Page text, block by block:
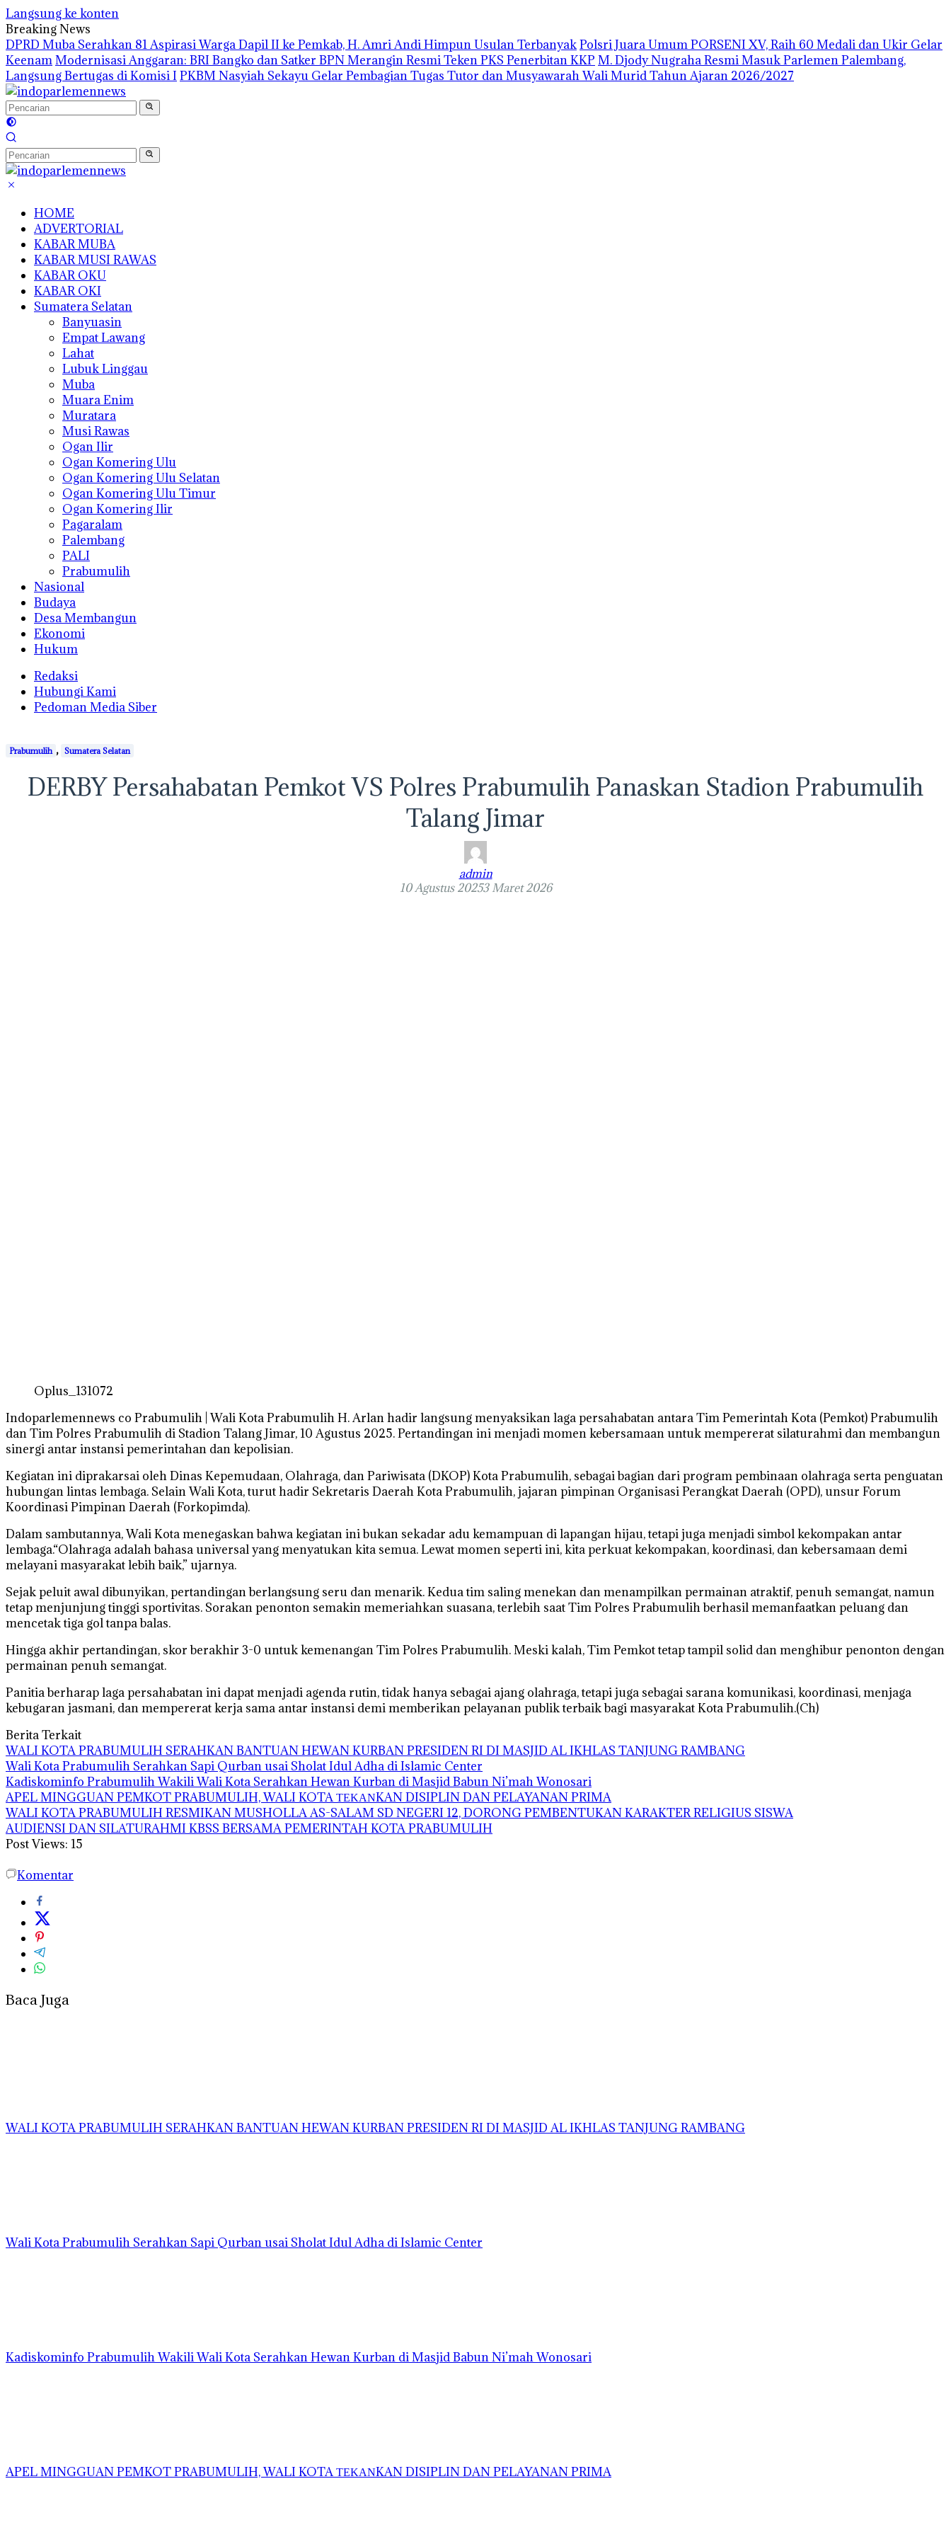
Langsung ke konten
Breaking News
DPRD Muba Serahkan 81 Aspirasi Warga Dapil II ke Pemkab, H. Amri Andi Himpun Usulan TerbanyakPolsri Juara Umum PORSENI XV, Raih 60 Medali dan Ukir Gelar
KeenamModernisasi Anggaran: BRI Bangko dan Satker BPN Merangin Resmi Teken PKS Penerbitan KKP M. Djody Nugraha Resmi Masuk Parlemen Palembang,
Langsung Bertugas di Komisi I PKBM Nasyiah Sekayu Gelar Pembagian Tugas Tutor dan Musyawarah Wali Murid Tahun Ajaran 2026/2027
HOME
ADVERTORIAL
KABAR MUBA
KABAR MUSI RAWAS
KABAR OKU
KABAR OKI
Sumatera Selatan
Banyuasin
Empat Lawang
Lahat
Lubuk Linggau
Muba
Muara Enim
Muratara
Musi Rawas
Ogan Ilir
Ogan Komering Ulu
Ogan Komering Ulu Selatan
Ogan Komering Ulu Timur
Ogan Komering Ilir
Pagaralam
Palembang
PALI
Prabumulih
Nasional
Budaya
Desa Membangun
Ekonomi
Hukum
Redaksi
Hubungi Kami
Pedoman Media Siber
Prabumulih , Sumatera Selatan
DERBY Persahabatan Pemkot VS Polres Prabumulih Panaskan Stadion Prabumulih
Talang Jimar
admin
10 Agustus 20253 Maret 2026
Oplus_131072
Indoparlemennews co Prabumulih | Wali Kota Prabumulih H. Arlan hadir langsung menyaksikan laga persahabatan antara Tim Pemerintah Kota (Pemkot) Prabumulih
dan Tim Polres Prabumulih di Stadion Talang Jimar, 10 Agustus 2025. Pertandingan ini menjadi momen kebersamaan untuk mempererat silaturahmi dan membangun
sinergi antar instansi pemerintahan dan kepolisian.
Kegiatan ini diprakarsai oleh Dinas Kepemudaan, Olahraga, dan Pariwisata (DKOP) Kota Prabumulih, sebagai bagian dari program pembinaan olahraga serta penguatan
hubungan lintas lembaga. Selain Wali Kota, turut hadir Sekretaris Daerah Kota Prabumulih, jajaran pimpinan Organisasi Perangkat Daerah (OPD), unsur Forum
Koordinasi Pimpinan Daerah (Forkopimda).
Dalam sambutannya, Wali Kota menegaskan bahwa kegiatan ini bukan sekadar adu kemampuan di lapangan hijau, tetapi juga menjadi simbol kekompakan antar
lembaga.“Olahraga adalah bahasa universal yang menyatukan kita semua. Lewat momen seperti ini, kita perkuat kekompakan, koordinasi, dan kebersamaan demi
melayani masyarakat lebih baik,” ujarnya.
Sejak peluit awal dibunyikan, pertandingan berlangsung seru dan menarik. Kedua tim saling menekan dan menampilkan permainan atraktif, penuh semangat, namun
tetap menjunjung tinggi sportivitas. Sorakan penonton semakin memeriahkan suasana, terlebih saat Tim Polres Prabumulih berhasil memanfaatkan peluang dan
mencetak tiga gol tanpa balas.
Hingga akhir pertandingan, skor berakhir 3-0 untuk kemenangan Tim Polres Prabumulih. Meski kalah, Tim Pemkot tetap tampil solid dan menghibur penonton dengan
permainan penuh semangat.
Panitia berharap laga persahabatan ini dapat menjadi agenda rutin, tidak hanya sebagai ajang olahraga, tetapi juga sebagai sarana komunikasi, koordinasi, menjaga
kebugaran jasmani, dan mempererat kerja sama antar instansi demi memberikan pelayanan publik terbaik bagi masyarakat Kota Prabumulih.(Ch)
Berita Terkait
WALI KOTA PRABUMULIH SERAHKAN BANTUAN HEWAN KURBAN PRESIDEN RI DI MASJID AL IKHLAS TANJUNG RAMBANG
Wali Kota Prabumulih Serahkan Sapi Qurban usai Sholat Idul Adha di Islamic Center
Kadiskominfo Prabumulih Wakili Wali Kota Serahkan Hewan Kurban di Masjid Babun Ni’mah Wonosari
APEL MINGGUAN PEMKOT PRABUMULIH, WALI KOTA ΤΕΚΑΝKAN DISIPLIN DAN PELAYANAN PRIMA
WALI KOTA PRABUMULIH RESMIKAN MUSHOLLA AS-SALAM SD NEGERI 12, DORONG PEMBENTUKAN KARAKTER RELIGIUS SISWA
AUDIENSI DAN SILATURAHMI KBSS BERSAMA PEMERINTAH KOTA PRABUMULIH
Post Views: 15
Komentar
Baca Juga
WALI KOTA PRABUMULIH SERAHKAN BANTUAN HEWAN KURBAN PRESIDEN RI DI MASJID AL IKHLAS TANJUNG RAMBANG
Wali Kota Prabumulih Serahkan Sapi Qurban usai Sholat Idul Adha di Islamic Center
Kadiskominfo Prabumulih Wakili Wali Kota Serahkan Hewan Kurban di Masjid Babun Ni’mah Wonosari
APEL MINGGUAN PEMKOT PRABUMULIH, WALI KOTA ΤΕΚΑΝKAN DISIPLIN DAN PELAYANAN PRIMA